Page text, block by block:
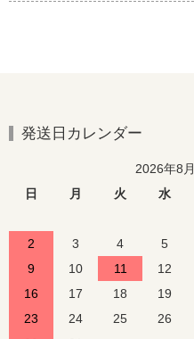
発送日カレンダー
2026年8月
日
月 火 水
2
3 4 5
9
10 11 12
16
17 18 19
23
24 25 26